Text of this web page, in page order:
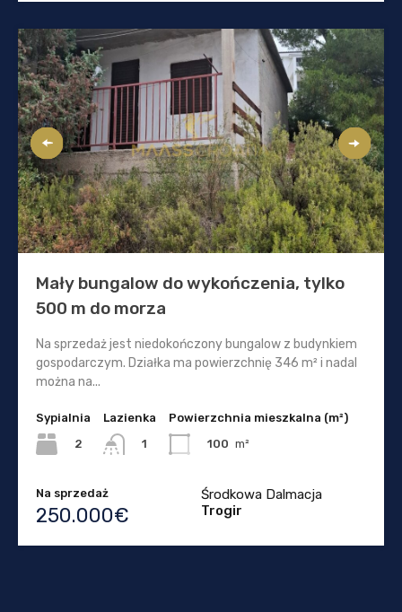
Mały bungalow do wykończenia, tylko
500 m do morza
Na sprzedaż jest niedokończony bungalow z budynkiem
gospodarczym. Działka ma powierzchnię 346 m² i nadal
można na...
Sypialnia
2
Lazienka
1
Powierzchnia mieszkalna (m²)
100 m²
Na sprzedaż
250.000€
Środkowa Dalmacja
Trogir